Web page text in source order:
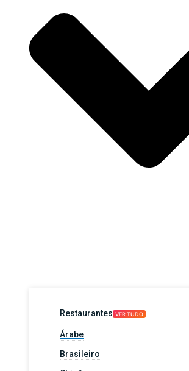
Restaurantes VER TUDO
Árabe
Brasileiro